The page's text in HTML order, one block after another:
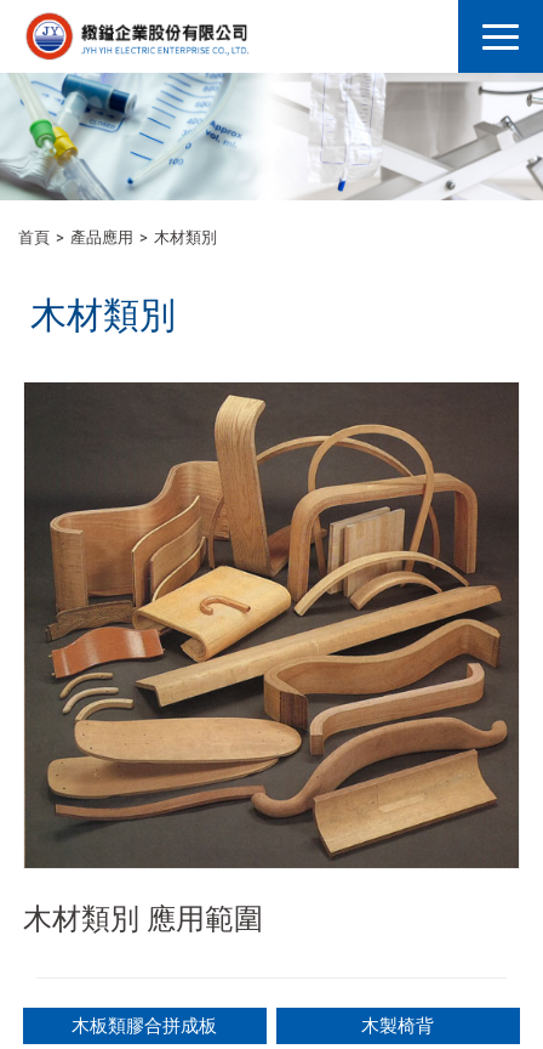
首頁 產品應用 木材類別
木材類別
木材類別 應用範圍
木板類膠合拼成板 木製椅背